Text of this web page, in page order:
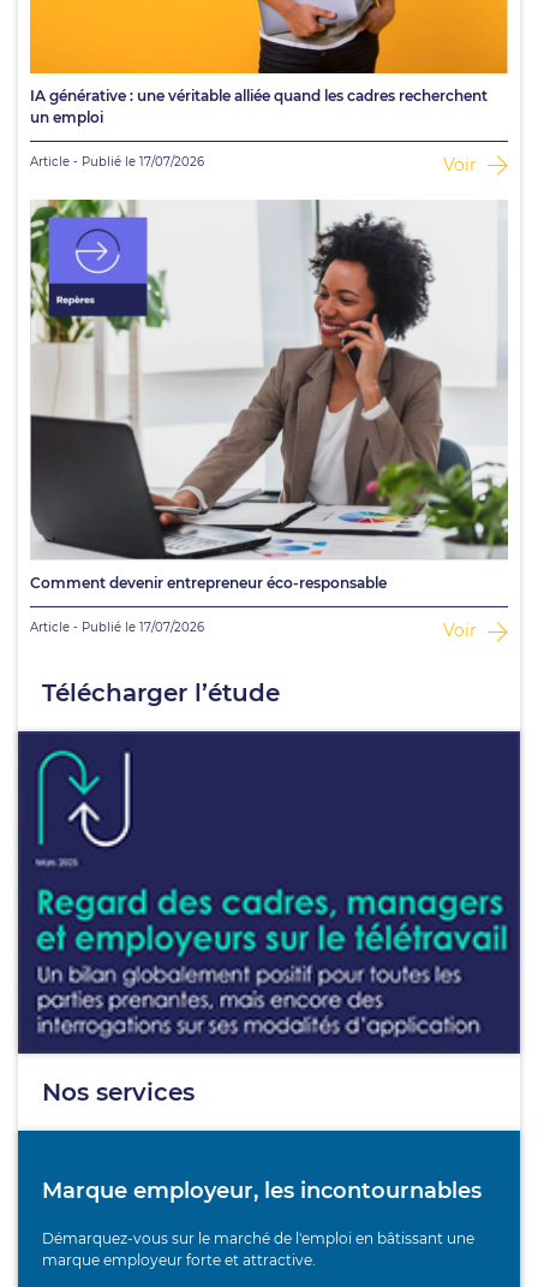
IA générative : une véritable alliée quand les cadres recherchent
un emploi
Article - Publié le 17/07/2026 Voir
Comment devenir entrepreneur éco-responsable
Article - Publié le 17/07/2026 Voir
Télécharger l’étude
Nos services
Marque employeur, les incontournables
Démarquez-vous sur le marché de l'emploi en bâtissant une
marque employeur forte et attractive.